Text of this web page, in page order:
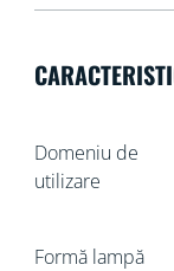
Domeniu de
utilizare
Formă lampă